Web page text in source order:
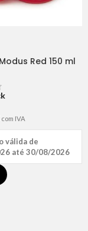
Red 150 ml
com IVA
válida de
até 30/08/2026